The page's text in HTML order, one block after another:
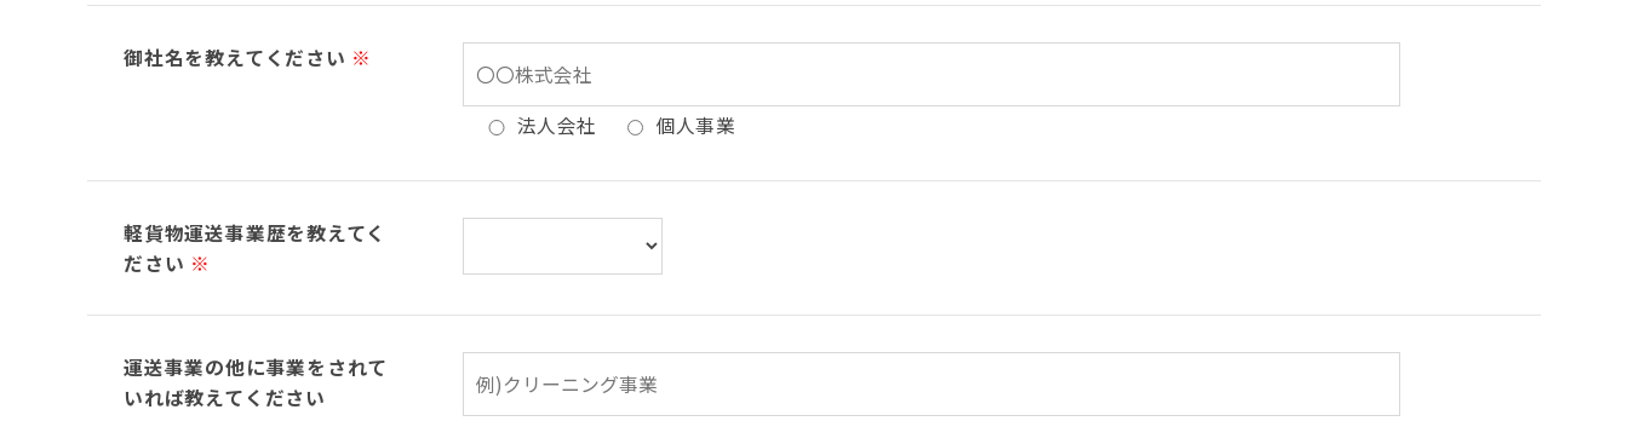
御社名を教えてください ※
法人会社 個人事業
軽貨物運送事業歴を教えてく
ださい ※
運送事業の他に事業をされて
いれば教えてください